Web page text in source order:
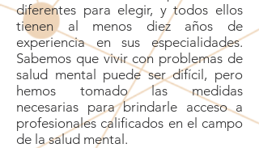
diferentes para elegir, y todos ellos
tienen al menos diez años de
experiencia en sus especialidades.
Sabemos que vivir con problemas de
salud mental puede ser difícil, pero
hemos tomado las medidas
necesarias para brindarle acceso a
profesionales calificados en el campo
de la salud mental.